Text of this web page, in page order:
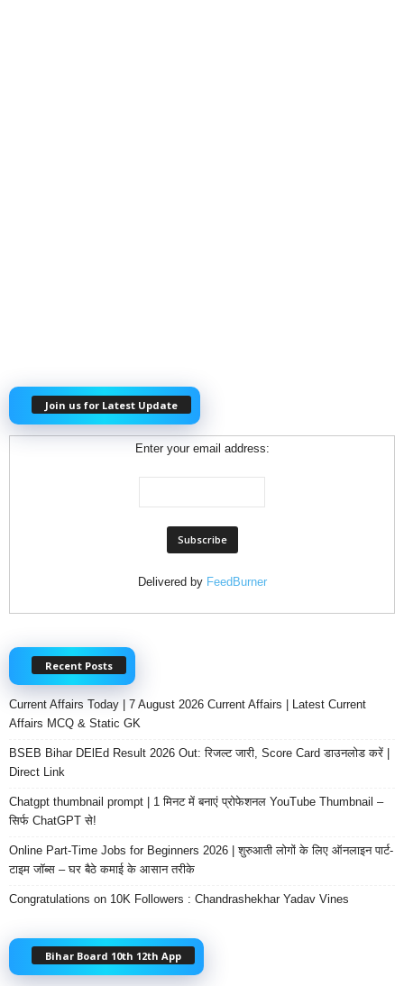
Join us for Latest Update
Enter your email address:
Delivered by FeedBurner
Recent Posts
Current Affairs Today | 7 August 2026 Current Affairs | Latest Current
Affairs MCQ & Static GK
BSEB Bihar DElEd Result 2026 Out: रिजल्ट जारी, Score Card डाउनलोड करें |
Direct Link
Chatgpt thumbnail prompt | 1 मिनट में बनाएं प्रोफेशनल YouTube Thumbnail –
सिर्फ ChatGPT से!
Online Part-Time Jobs for Beginners 2026 | शुरुआती लोगों के लिए ऑनलाइन पार्ट-
टाइम जॉब्स – घर बैठे कमाई के आसान तरीके
Congratulations on 10K Followers : Chandrashekhar Yadav Vines
Bihar Board 10th 12th App